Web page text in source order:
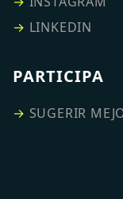
→ LINKEDIN
PARTICIPA
→ SUGERIR